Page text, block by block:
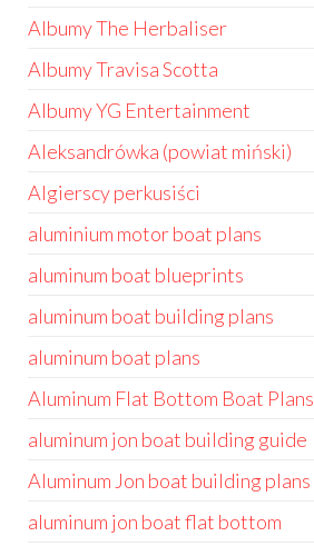
Albumy The Herbaliser
Albumy Travisa Scotta
Albumy YG Entertainment
Aleksandrówka (powiat miński)
Algierscy perkusiści
aluminium motor boat plans
aluminum boat blueprints
aluminum boat building plans
aluminum boat plans
Aluminum Flat Bottom Boat Plans
aluminum jon boat building guide
Aluminum Jon boat building plans
aluminum jon boat flat bottom